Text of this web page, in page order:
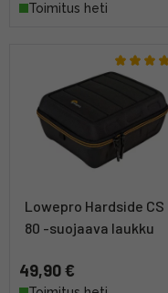
Toimitus heti
Lowepro Hardside CS
80 -suojaava laukku
49,90 €